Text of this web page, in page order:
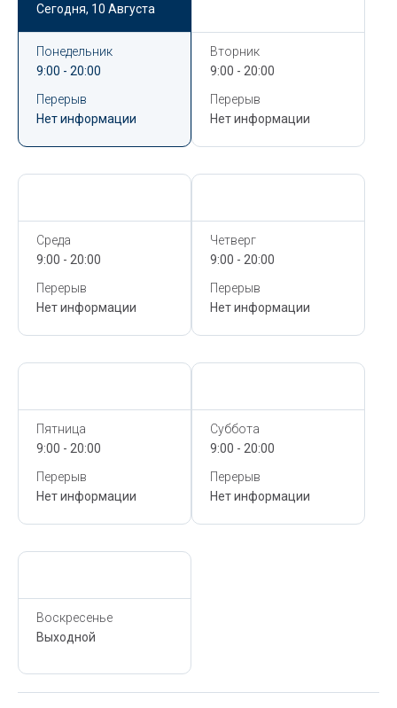
Сегодня, 10 Августа
Понедельник
9:00 - 20:00
Перерыв
Нет информации
Вторник
9:00 - 20:00
Перерыв
Нет информации
Среда
9:00 - 20:00
Перерыв
Нет информации
Четверг
9:00 - 20:00
Перерыв
Нет информации
Пятница
9:00 - 20:00
Перерыв
Нет информации
Суббота
9:00 - 20:00
Перерыв
Нет информации
Воскресенье
Выходной